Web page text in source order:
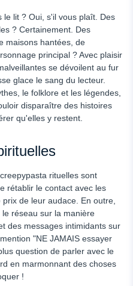
le lit ? Oui, s'il vous plaît. Des
? Certainement. Des
maisons hantées, de
principal ? Avec plaisir
se dévoilent au fur
glace le sang du lecteur.
le folklore et les légendes,
disparaître des histoires
qu'elles y restent.
rituelles sont
rétablir le contact avec les
de leur audace. En outre,
réseau sur la manière
des messages intimidants sur
"NE JAMAIS essayer
question de parler avec le
en marmonnant des choses
!